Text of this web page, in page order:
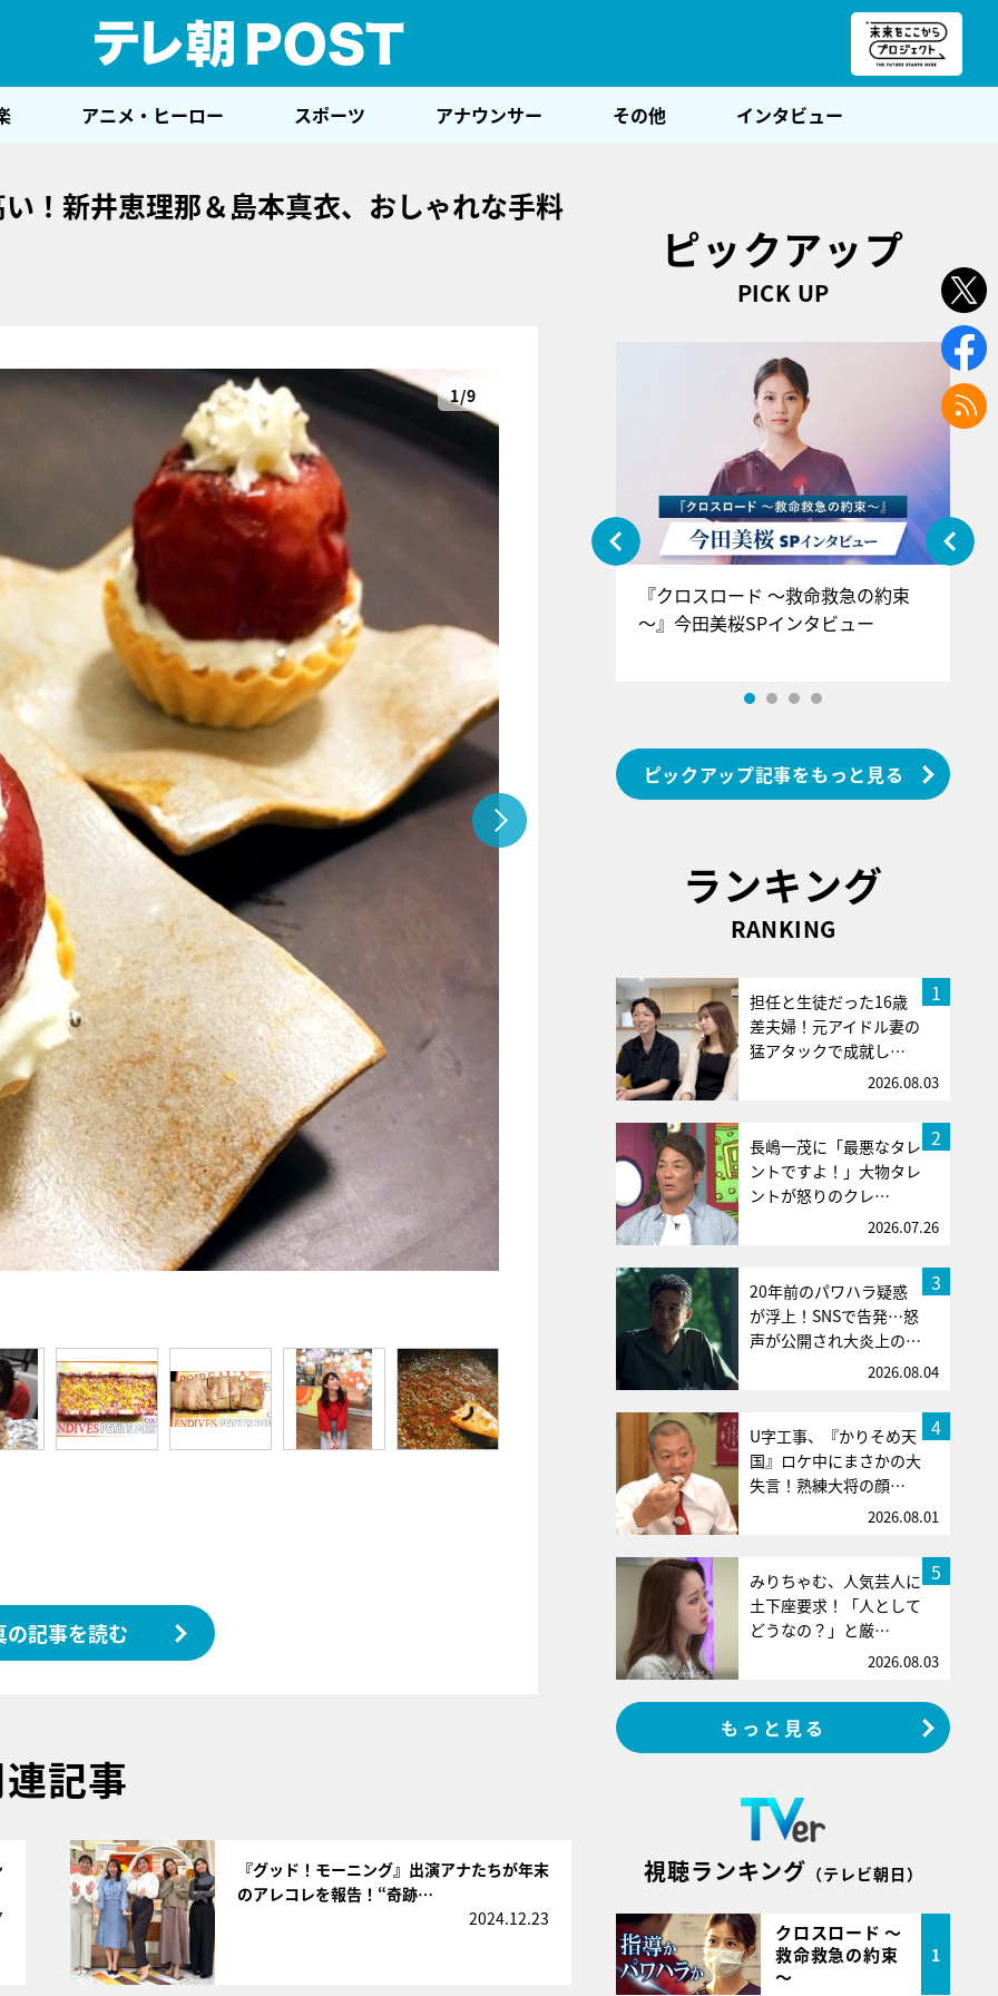
アニメ・ヒーロー スポーツ アナウンサー その他 インタビュー
！新井恵理那＆島本真衣、おしゃれな手料
1/9
の記事を読む
記事
『グッド！モーニング』出演アナたちが年末
のアレコレを報告！“奇跡…
2024.12.23
ピックアップ
PICK UP
『アイ＝ラブ！げーみんぐ』＝LOV
E齋藤樹愛羅＆佐々木舞香SPインタ
ビュー
『クロスロード ～救命救急の約束
～』今田美桜SPインタビュー
ピックアップ記事をもっと見る
ランキング
RANKING
1
担任と生徒だった16歳
差夫婦！元アイドル妻の
猛アタックで成就し…
2026.08.03
2
長嶋一茂に「最悪なタレ
ントですよ！」大物タレ
ントが怒りのクレ…
2026.07.26
3
20年前のパワハラ疑惑
が浮上！SNSで告発…怒
声が公開され大炎上の…
2026.08.04
4
U字工事、『かりそめ天
国』ロケ中にまさかの大
失言！熟練大将の顔…
2026.08.01
5
みりちゃむ、人気芸人に
土下座要求！「人として
どうなの？」と厳…
2026.08.03
もっと見る
視聴ランキング （テレビ朝日）
クロスロード ～
救命救急の約束
～
1